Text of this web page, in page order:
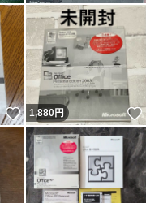
いいね！
1,880円